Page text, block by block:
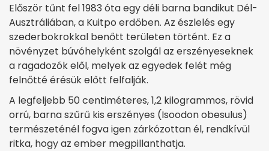
Először tűnt fel 1983 óta egy déli barna bandikut Dél-
Ausztráliában, a Kuitpo erdőben. Az észlelés egy
szederbokrokkal benőtt területen történt. Ez a
növényzet búvóhelyként szolgál az erszényeseknek
a ragadozók elől, melyek az egyedek felét még
felnőtté érésük előtt felfalják.
A legfeljebb 50 centiméteres, 1,2 kilogrammos, rövid
orrú, barna szűrű kis erszényes (Isoodon obesulus)
természeténél fogva igen zárkózottan él, rendkívül
ritka, hogy az ember megpillanthatja.